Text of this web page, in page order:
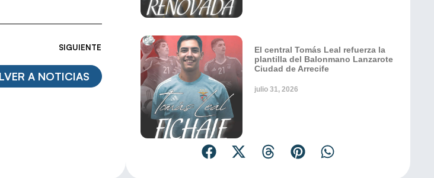
SIGUIENTE
A NOTICIAS
El central Tomás Leal refuerza la
plantilla del Balonmano Lanzarote
Ciudad de Arrecife
julio 31, 2026